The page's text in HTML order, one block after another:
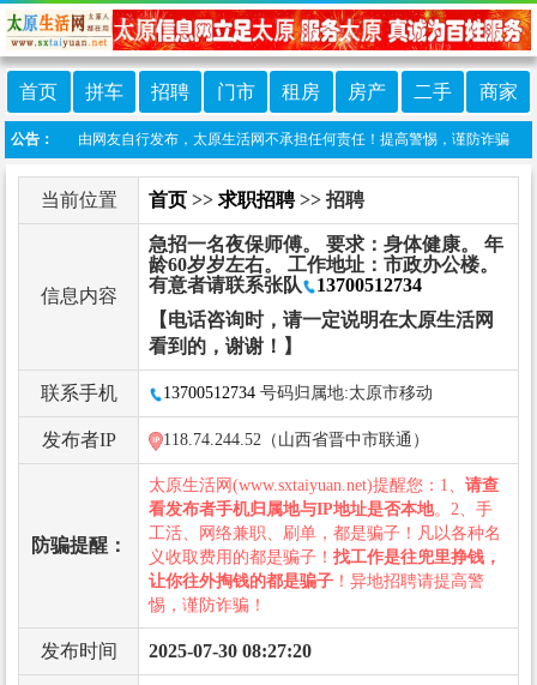
首页 拼车 招聘 门市 租房 房产 二手 商家
公告：
栏目信息由网友自行发布，太原生活网不承担任何责任！提高警惕，谨防诈骗！做
当前位置 首页 >> 求职招聘>> 招聘
信息内容
急招一名夜保师傅。 要求：身体健康。 年
龄60岁岁左右。 工作地址：市政办公楼。
有意者请联系张队
13700512734
【电话咨询时，请一定说明在太原生活网
看到的，谢谢！】
联系手机 13700512734 号码归属地:太原市移动
发布者IP 118.74.244.52（山西省晋中市联通）
防骗提醒：
太原生活网(www.sxtaiyuan.net)提醒您：1、 请查
看发布者手机归属地与IP地址是否本地。2、手
工活、网络兼职、刷单，都是骗子！凡以各种名
义收取费用的都是骗子！ 找工作是往兜里挣钱，
让你往外掏钱的都是骗子 ！异地招聘请提高警
惕，谨防诈骗！
发布时间 2025-07-30 08:27:20